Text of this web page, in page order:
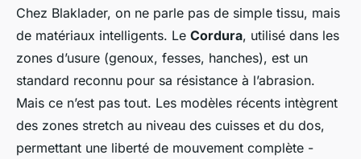
Chez Blaklader, on ne parle pas de simple tissu, mais
de matériaux intelligents. Le Cordura, utilisé dans les
zones d’usure (genoux, fesses, hanches), est un
standard reconnu pour sa résistance à l’abrasion.
Mais ce n’est pas tout. Les modèles récents intègrent
des zones stretch au niveau des cuisses et du dos,
permettant une liberté de mouvement complète -